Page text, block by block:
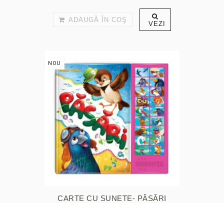
ADAUGĂ ÎN COŞ VEZI
NOU
CARTE CU SUNETE- PĂSĂRI